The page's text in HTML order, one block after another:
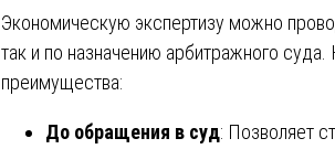
Экономическую экспертизу можно
так и по назначению арбитражного
преимущества:
До обращения в суд: Позволяет